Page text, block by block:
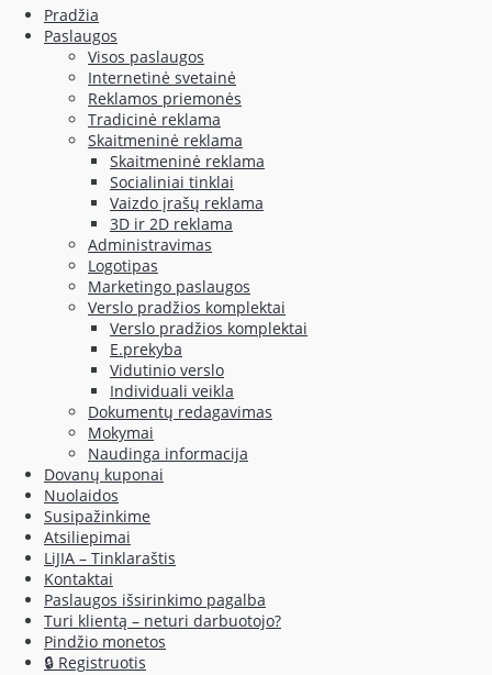
Pradžia
Paslaugos
Visos paslaugos
Internetinė svetainė
Reklamos priemonės
Tradicinė reklama
Skaitmeninė reklama
Skaitmeninė reklama
Socialiniai tinklai
Vaizdo įrašų reklama
3D ir 2D reklama
Administravimas
Logotipas
Marketingo paslaugos
Verslo pradžios komplektai
Verslo pradžios komplektai
E.prekyba
Vidutinio verslo
Individuali veikla
Dokumentų redagavimas
Mokymai
Naudinga informacija
Dovanų kuponai
Nuolaidos
Susipažinkime
Atsiliepimai
LiJIA – Tinklaraštis
Kontaktai
Paslaugos išsirinkimo pagalba
Turi klientą – neturi darbuotojo?
Pindžio monetos
🔒 Registruotis